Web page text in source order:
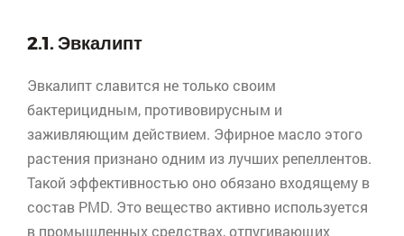
2.1. Эвкалипт
Эвкалипт славится не только своим
бактерицидным, противовирусным и
заживляющим действием. Эфирное масло этого
растения признано одним из лучших репеллентов.
Такой эффективностью оно обязано входящему в
состав PMD. Это вещество активно используется
в промышленных средствах, отпугивающих